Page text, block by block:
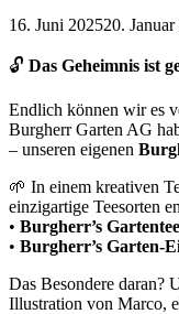
16. Juni 202520.
🔓 Das Geheimnis ist
Endlich können wir es
Burgherr Garten AG
– unseren eigenen
🌱 In einem kreativen
einzigartige Teesorten
• Burgherr’s Gartentee
• Burgherr’s Garten-
Das Besondere daran?
Illustration von Marco,